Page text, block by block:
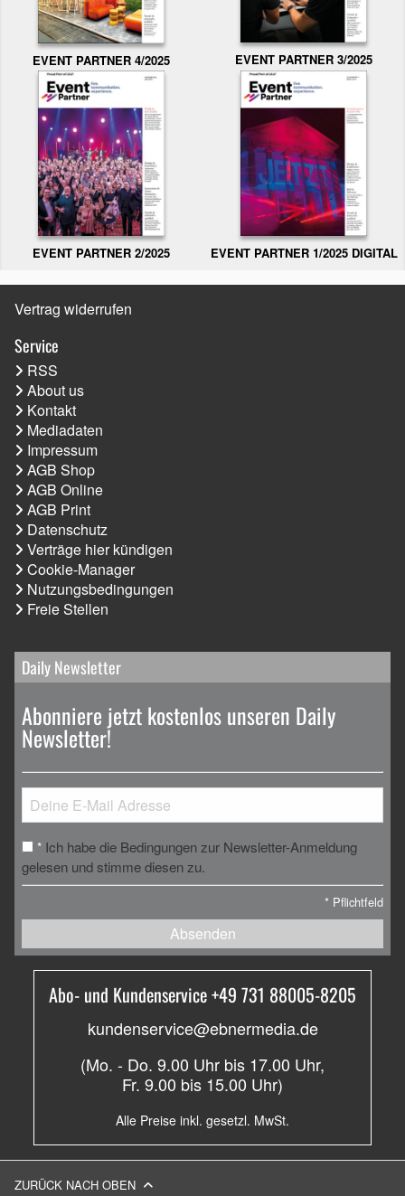
EVENT PARTNER 4/2025 EVENT PARTNER 3/2025
EVENT PARTNER 2/2025 EVENT PARTNER 1/2025 DIGITAL
Vertrag widerrufen
Service
RSS
About us
Kontakt
Mediadaten
Impressum
AGB Shop
AGB Online
AGB Print
Datenschutz
Verträge hier kündigen
Cookie-Manager
Nutzungsbedingungen
Freie Stellen
Daily Newsletter
Abonniere jetzt kostenlos unseren Daily
Newsletter!
* Ich habe die Bedingungen zur Newsletter-Anmeldung
gelesen und stimme diesen zu.
* Pflichtfeld
Absenden
Abo- und Kundenservice +49 731 88005-8205
kundenservice@ebnermedia.de
(Mo. - Do. 9.00 Uhr bis 17.00 Uhr,
Fr. 9.00 bis 15.00 Uhr)
Alle Preise inkl. gesetzl. MwSt.
ZURÜCK NACH OBEN